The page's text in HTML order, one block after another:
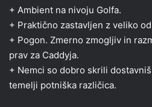
+ Ambient na nivoju Golfa.
+ Praktično zastavljen z veliko
+ Pogon. Zmerno zmogljiv in
prav za Caddyja.
+ Nemci so dobro skrili
temelji potniška različica.